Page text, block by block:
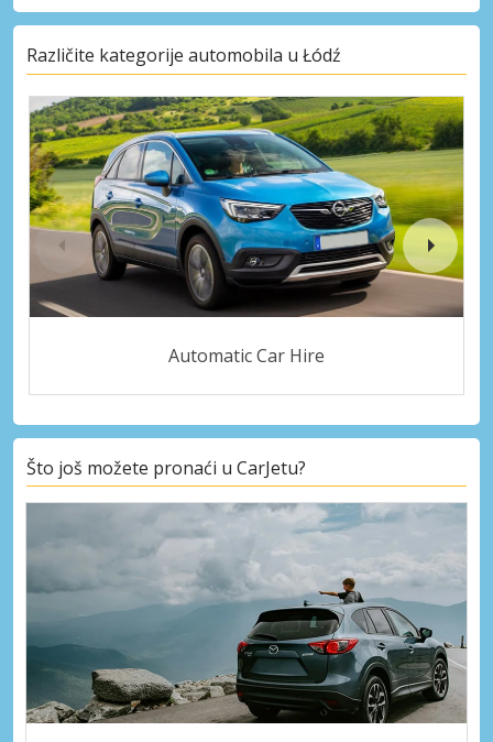
Različite kategorije automobila u Łódź
Automatic Car Hire
Što još možete pronaći u CarJetu?